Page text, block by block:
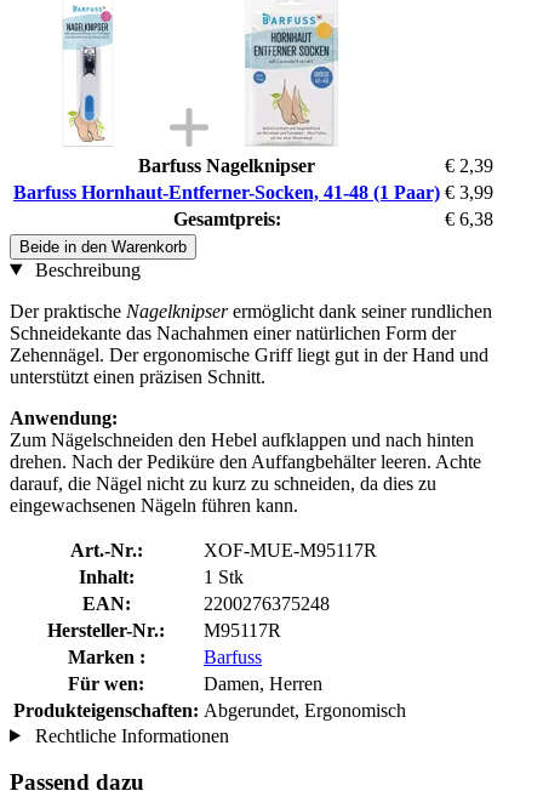
Barfuss Nagelknipser
€ 2,39
Barfuss Hornhaut-Entferner-Socken, 41-48 (1 Paar) € 3,99
Gesamtpreis:
€ 6,38
Beide in den Warenkorb
Beschreibung
Der praktische Nagelknipserermöglicht dank seiner rundlichen
Schneidekante das Nachahmen einer natürlichen Form der
Zehennägel. Der ergonomische Griff liegt gut in der Hand und
unterstützt einen präzisen Schnitt.
Anwendung:
Zum Nägelschneiden den Hebel aufklappen und nach hinten
drehen. Nach der Pediküre den Auffangbehälter leeren. Achte
darauf, die Nägel nicht zu kurz zu schneiden, da dies zu
eingewachsenen Nägeln führen kann.
Art.-Nr.:
XOF-MUE-M95117R
Inhalt:
1 Stk
EAN:
2200276375248
Hersteller-Nr.:
M95117R
Marken :
Barfuss
Für wen:
Damen, Herren
Produkteigenschaften: Abgerundet, Ergonomisch
Rechtliche Informationen
Passend dazu